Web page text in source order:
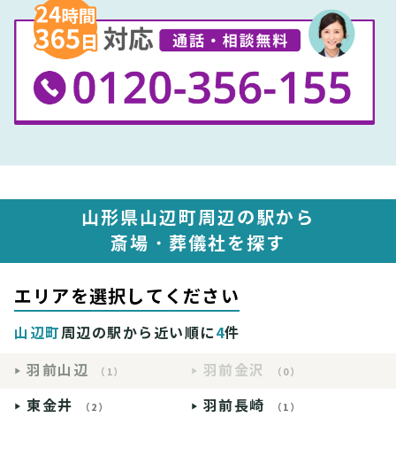
山形県山辺町周辺の駅から
斎場・葬儀社を探す
エリアを選択してください
山辺町周辺の駅から近い順に4件
羽前山辺
（1） 羽前金沢 （0）
東金井 （2） 羽前長崎 （1）